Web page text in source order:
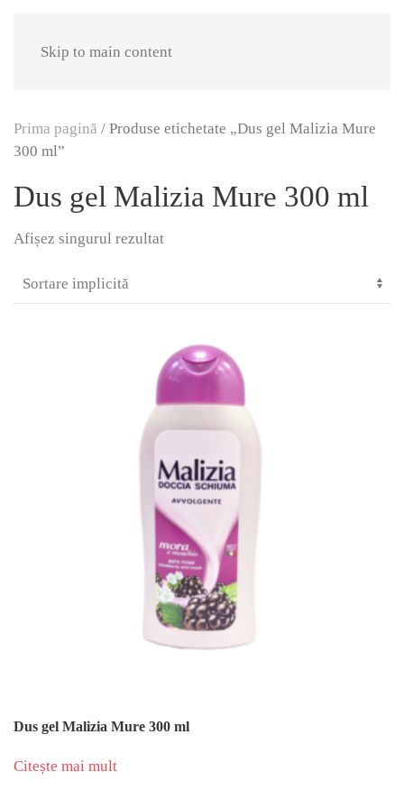
Skip to main content
Prima pagină / Produse etichetate „Dus gel Malizia Mure
300 ml”
Dus gel Malizia Mure 300 ml
Afișez singurul rezultat
Dus gel Malizia Mure 300 ml
Citește mai mult